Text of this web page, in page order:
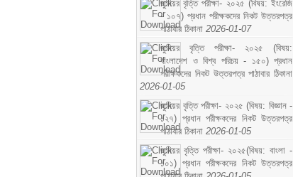
জুনিয়র বৃত্তি পরীক্ষা- ২০২৫ (বিষয়: ইংরেজি
- ১০৭) প্রধান পরীক্ষকদের নিকট উত্তরপত্র
পাঠাবার ঠিকানা 2026-01-07
জুনিয়র বৃত্তি পরীক্ষা- ২০২৫ (বিষয়:
বাংলাদেশ ও বিশ্ব পরিচয় - ১৫০) প্রধান
পরীক্ষকদের নিকট উত্তরপত্র পাঠাবার ঠিকানা
2026-01-05
জুনিয়র বৃত্তি পরীক্ষা- ২০২৫ (বিষয়: বিজ্ঞান -
১২৭) প্রধান পরীক্ষকদের নিকট উত্তরপত্র
পাঠাবার ঠিকানা 2026-01-05
জুনিয়র বৃত্তি পরীক্ষা- ২০২৫(বিষয়: বাংলা -
১০১) প্রধান পরীক্ষকদের নিকট উত্তরপত্র